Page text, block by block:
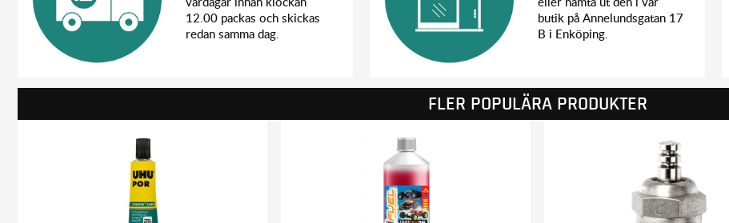
12.00 packas och skickas
redan samma dag.
butik på Annelundsgatan 17
B i Enköping.
FLER POPULÄRA PRODUKTER